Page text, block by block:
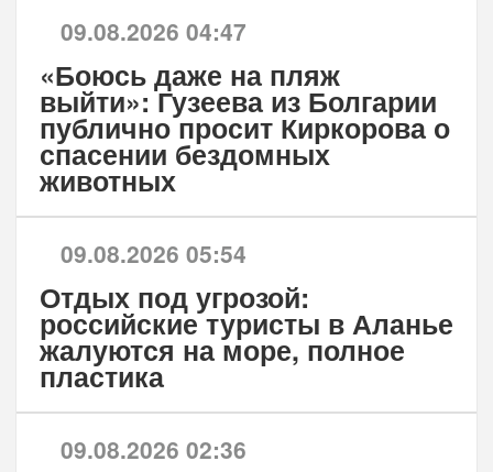
09.08.2026 04:47
«Боюсь даже на пляж
выйти»: Гузеева из Болгарии
публично просит Киркорова о
спасении бездомных
животных
09.08.2026 05:54
Отдых под угрозой:
российские туристы в Аланье
жалуются на море, полное
пластика
09.08.2026 02:36